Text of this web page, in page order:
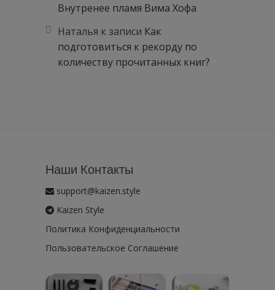
Внутренее пламя Вима Хофа
Наталья к записи Как
подготовиться к рекорду по
количеству прочитанных книг?
Наши Контакты
support@kaizen.style
Kaizen Style
Политика Конфиденциальности
Пользовательское Соглашение